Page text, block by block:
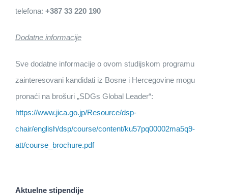
telefona: +387 33 220 190
Dodatne informacije
Sve dodatne informacije o ovom studijskom programu
zainteresovani kandidati iz Bosne i Hercegovine mogu
pronaći na brošuri „SDGs Global Leader“:
https://www.jica.go.jp/Resource/dsp-
chair/english/dsp/course/content/ku57pq00002ma5q9-
att/course_brochure.pdf
Aktuelne stipendije